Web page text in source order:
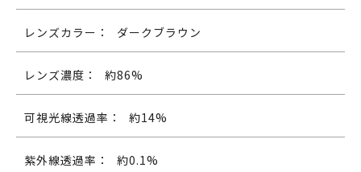
レンズカラー： ダークブラウン
レンズ濃度： 約86%
可視光線透過率： 約14%
紫外線透過率： 約0.1%